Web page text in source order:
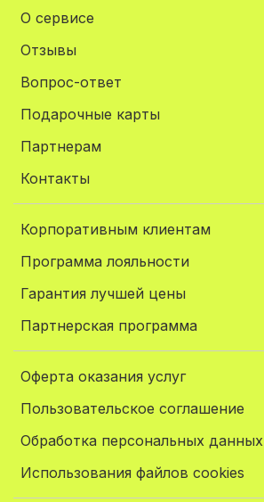
О сервисе
Отзывы
Вопрос-ответ
Подарочные карты
Партнерам
Контакты
Корпоративным клиентам
Программа лояльности
Гарантия лучшей цены
Партнерская программа
Оферта оказания услуг
Пользовательское соглашение
Обработка персональных данных
Использования файлов cookies